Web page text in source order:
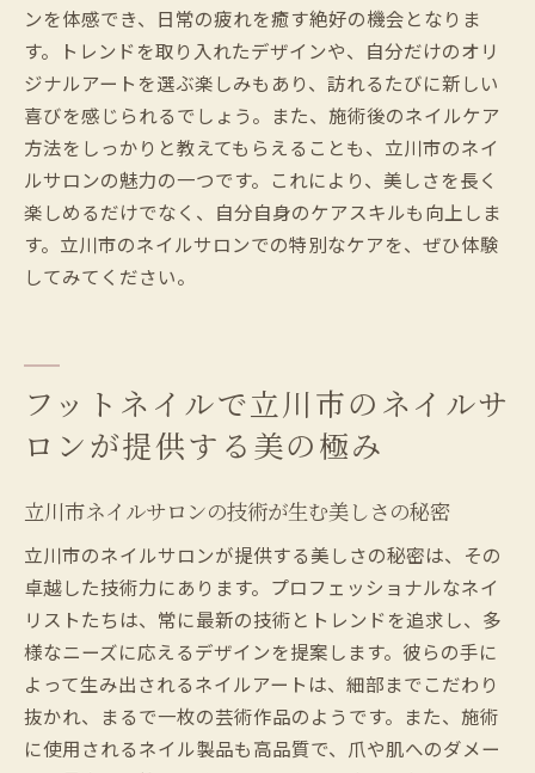
ンを体感でき、日常の疲れを癒す絶好の機会となりま
す。トレンドを取り入れたデザインや、自分だけのオリ
ジナルアートを選ぶ楽しみもあり、訪れるたびに新しい
喜びを感じられるでしょう。また、施術後のネイルケア
方法をしっかりと教えてもらえることも、立川市のネイ
ルサロンの魅力の一つです。これにより、美しさを長く
楽しめるだけでなく、自分自身のケアスキルも向上しま
す。立川市のネイルサロンでの特別なケアを、ぜひ体験
してみてください。
フットネイルで立川市のネイルサ
ロンが提供する美の極み
立川市ネイルサロンの技術が生む美しさの秘密
立川市のネイルサロンが提供する美しさの秘密は、その
卓越した技術力にあります。プロフェッショナルなネイ
リストたちは、常に最新の技術とトレンドを追求し、多
様なニーズに応えるデザインを提案します。彼らの手に
よって生み出されるネイルアートは、細部までこだわり
抜かれ、まるで一枚の芸術作品のようです。また、施術
に使用されるネイル製品も高品質で、爪や肌へのダメー